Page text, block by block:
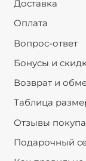
Доставка
Оплата
Вопрос-ответ
Бонусы и
Возврат и
Таблица
Отзывы
Подарочный